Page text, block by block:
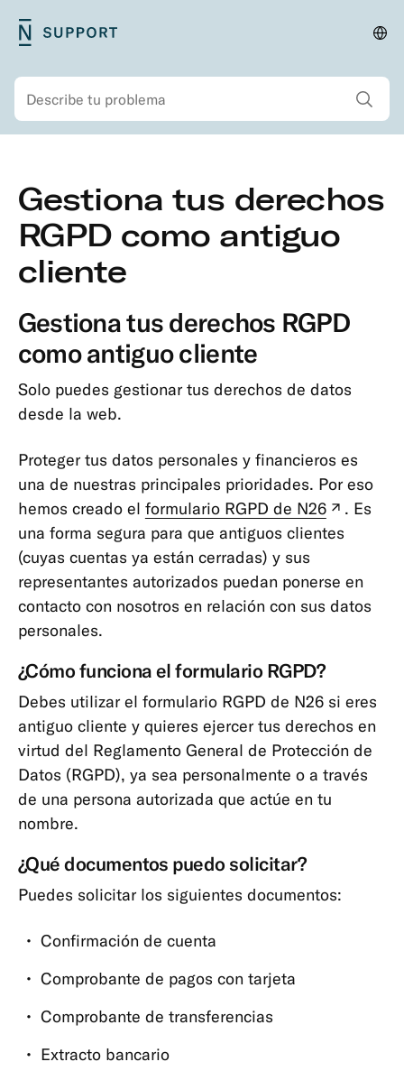
Menú
Saltar
al
contenido
principal
Buscar
Mostrar
secundario
al
contenido
principal
Seguridad
Cuenta
e
información
una
cuenta
Verificar
identidad
Información
de
impuestos
Información
datos
personales
Otros
Estados
de
cuenta
y
confirmaciones
bancarias
Tipos
de
cuenta
suscripciones
Tarjetas
Pagos,
Gestiona tus derechos
RGPD como antiguo
cliente
Gestiona tus derechos RGPD
como antiguo cliente
Solo puedes gestionar tus derechos de datos
desde la web.
Proteger tus datos personales y financieros es
una de nuestras principales prioridades. Por eso
hemos creado el formulario RGPD de N26
nueva)
. Es
una forma segura para que antiguos clientes
(cuyas cuentas ya están cerradas) y sus
representantes autorizados puedan ponerse en
contacto con nosotros en relación con sus datos
personales.
¿Cómo funciona el formulario RGPD?
Debes utilizar el formulario RGPD de N26 si eres
antiguo cliente y quieres ejercer tus derechos en
virtud del Reglamento General de Protección de
Datos (RGPD), ya sea personalmente o a través
de una persona autorizada que actúe en tu
nombre.
¿Qué documentos puedo solicitar?
Puedes solicitar los siguientes documentos:
Confirmación de cuenta
Comprobante de pagos con tarjeta
Comprobante de transferencias
Extracto bancario